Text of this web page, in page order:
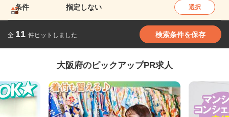
条件 指定しない 選択
全 11 件ヒットしました 検索条件を保存
大阪府のピックアップPR求人